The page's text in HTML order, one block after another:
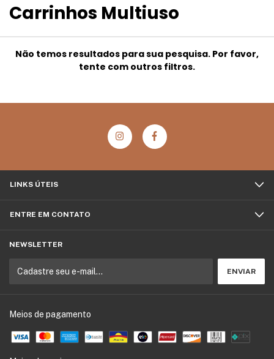
Carrinhos Multiuso
Não temos resultados para sua pesquisa. Por favor,
tente com outros filtros.
LINKS ÚTEIS
ENTRE EM CONTATO
NEWSLETTER
Meios de pagamento